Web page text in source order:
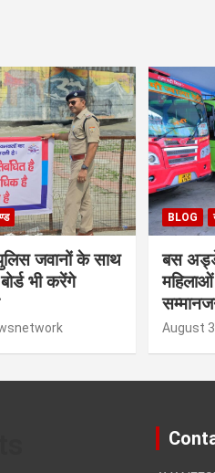
पुलिस जवानों के साथ
भी करेंगे
BLOG
बस
महिलाओं
August